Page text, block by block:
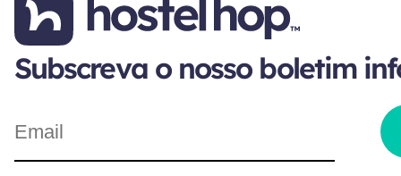
Subscreva o nosso boletim